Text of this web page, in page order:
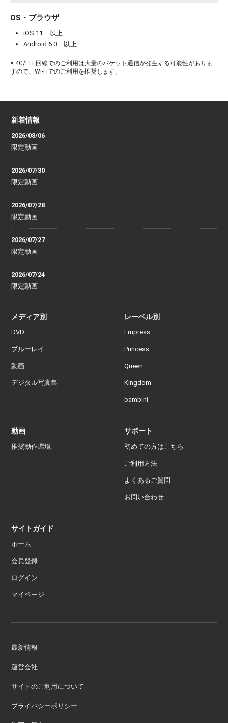
OS・ブラウザ
iOS 11 以上
Android 6.0 以上
※ 4G/LTE回線でのご利用は大量のパケット通信が発生する可能性がありま
すので、Wi-Fiでのご利用を推奨します。
新着情報
2026/08/06
限定動画
2026/07/30
限定動画
2026/07/28
限定動画
2026/07/27
限定動画
2026/07/24
限定動画
メディア別
DVD
ブルーレイ
動画
デジタル写真集
レーベル別
Empress
Princess
Queen
Kingdom
bambini
動画
推奨動作環境
サポート
初めての方はこちら
ご利用方法
よくあるご質問
お問い合わせ
サイトガイド
ホーム
会員登録
ログイン
マイページ
最新情報
運営会社
サイトのご利用について
プライバシーポリシー